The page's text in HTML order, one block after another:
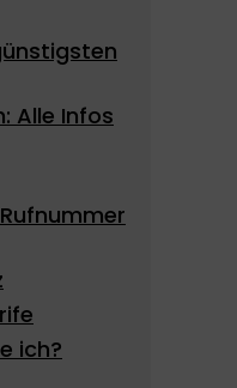
Alle Infos
ich?